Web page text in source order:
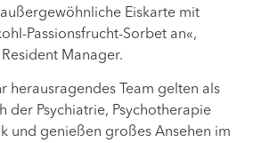
Eiskarte mit
Passionsfrucht-Sorbet an«,
Manager.
herausragendes Team gelten als
der Psychiatrie, Psychotherapie
und genießen großes Ansehen im